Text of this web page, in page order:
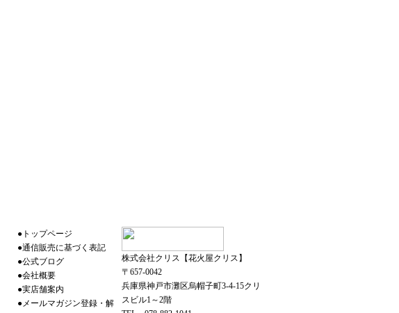
●トップページ
●通信販売に基づく表記
●公式ブログ
●会社概要
●実店舗案内
●メールマガジン登録・解
株式会社クリス【花火屋クリス】
〒657-0042
兵庫県神戸市灘区烏帽子町3-4-15クリ
スビル1～2階